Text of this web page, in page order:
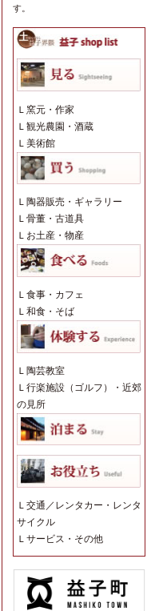
す。
Ｌ 窯元・作家
Ｌ 観光農園・酒蔵
Ｌ 美術館
Ｌ 陶器販売・ギャラリー
Ｌ 骨董・古道具
Ｌ お土産・物産
Ｌ 食事・カフェ
Ｌ 和食・そば
Ｌ 陶芸教室
Ｌ 行楽施設（ゴルフ）・近郊
の見所
Ｌ 交通／レンタカー・レンタ
サイクル
Ｌ サービス・その他